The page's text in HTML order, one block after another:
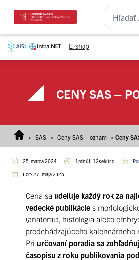
E-shop
CENY SAS –
> SAS > Ceny SAS – oznam > Ceny
25. marca 2024 1minút, 12sekúnd
Edit: 27. mája 2025
Cena sa udeľuje každý rok za
vedecké publikácie s
(anatómia, histológia alebo
predchádzajúceho kalendárneho
Pri určovaní poradia sa
časopisu z roku publikovania